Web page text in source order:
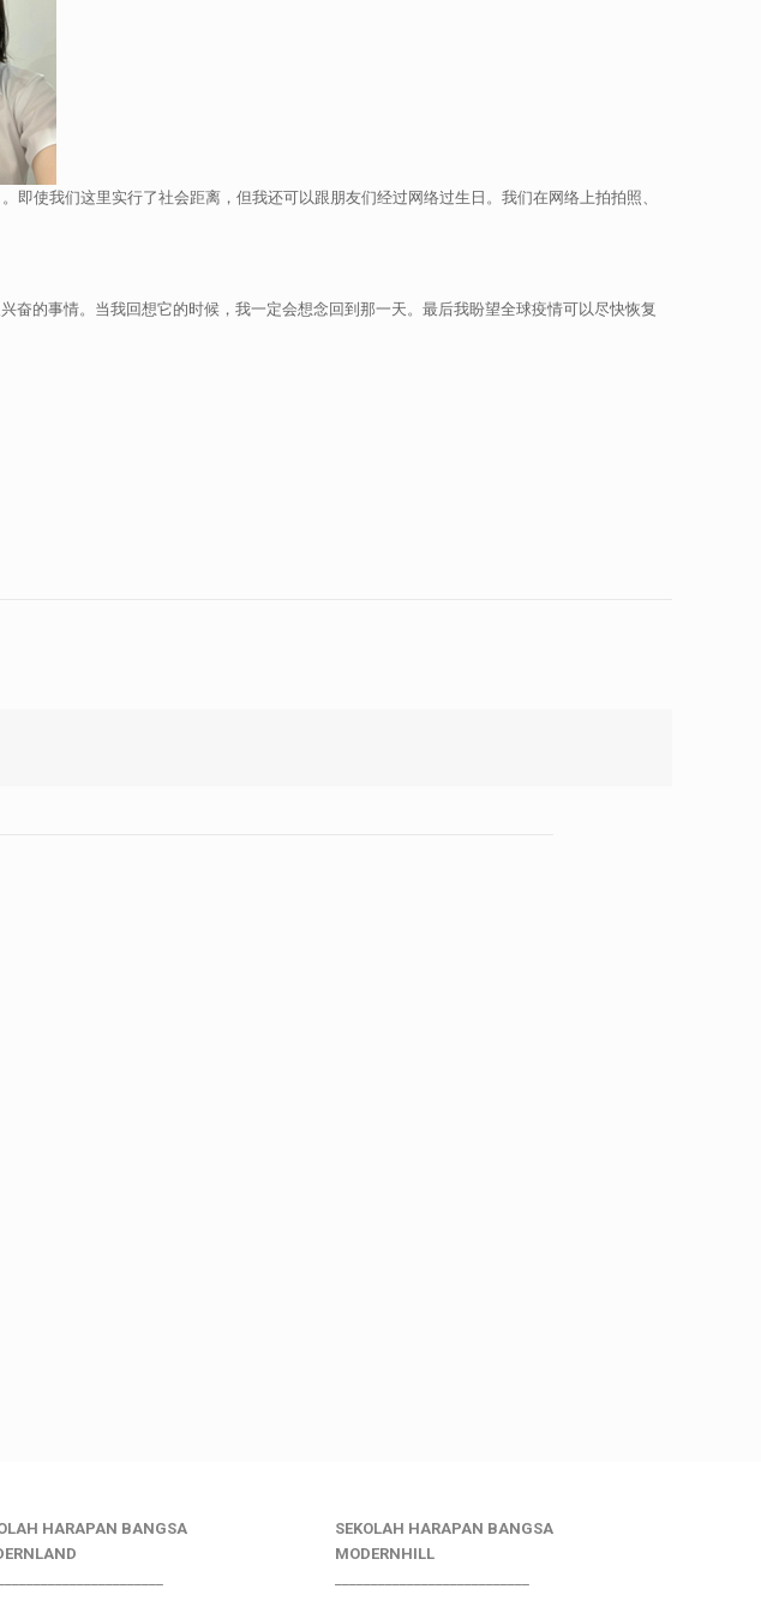
使我们这里实行了社会距离，但我还可以跟朋友们经过网络过生日。我们在网络上拍拍照、
的事情。当我回想它的时候，我一定会想念回到那一天。最后我盼望全球疫情可以尽快恢复
HARAPAN BANGSA
SEKOLAH HARAPAN BANGSA
MODERNHILL